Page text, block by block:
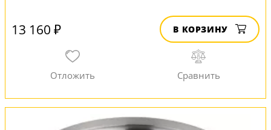
13 160 ₽ В КОРЗИНУ